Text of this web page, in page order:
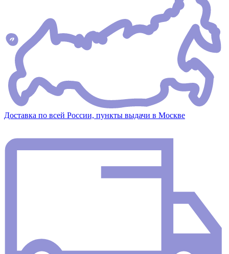
Доставка по всей России, пункты выдачи в Москве